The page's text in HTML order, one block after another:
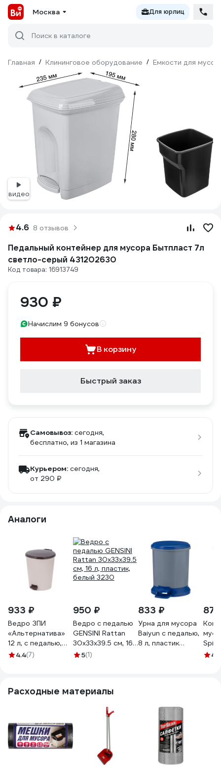
Москва Для юрлиц
Поиск в каталоге
Главная / Клининговое оборудование / Емкости для
видео
4.6 8 отзывов
Педальный контейнер для мусора Бытпласт 7л
светло-серый 431202630
Код товара: 16913749
930 ₽
Начислим 9 бонусов
В корзину
Быстрый заказ
Самовывоз: сегодня,
бесплатно, из 1 магазина
Курьером: сегодня,
от 290 ₽
Аналоги
933 ₽
Ведро ЗПИ
«Альтернатива»
12 л, с педалью,
слоновая кость
4.4(7)
950 ₽
Ведро с педалью
GENSINI Rattan
30x33x39.5 см, 16
л, пластик, белый
5(1)
833 ₽
Урна для мусора
Baiyun с педалью,
8 л, пластик
л, 4.9
Расходные материалы